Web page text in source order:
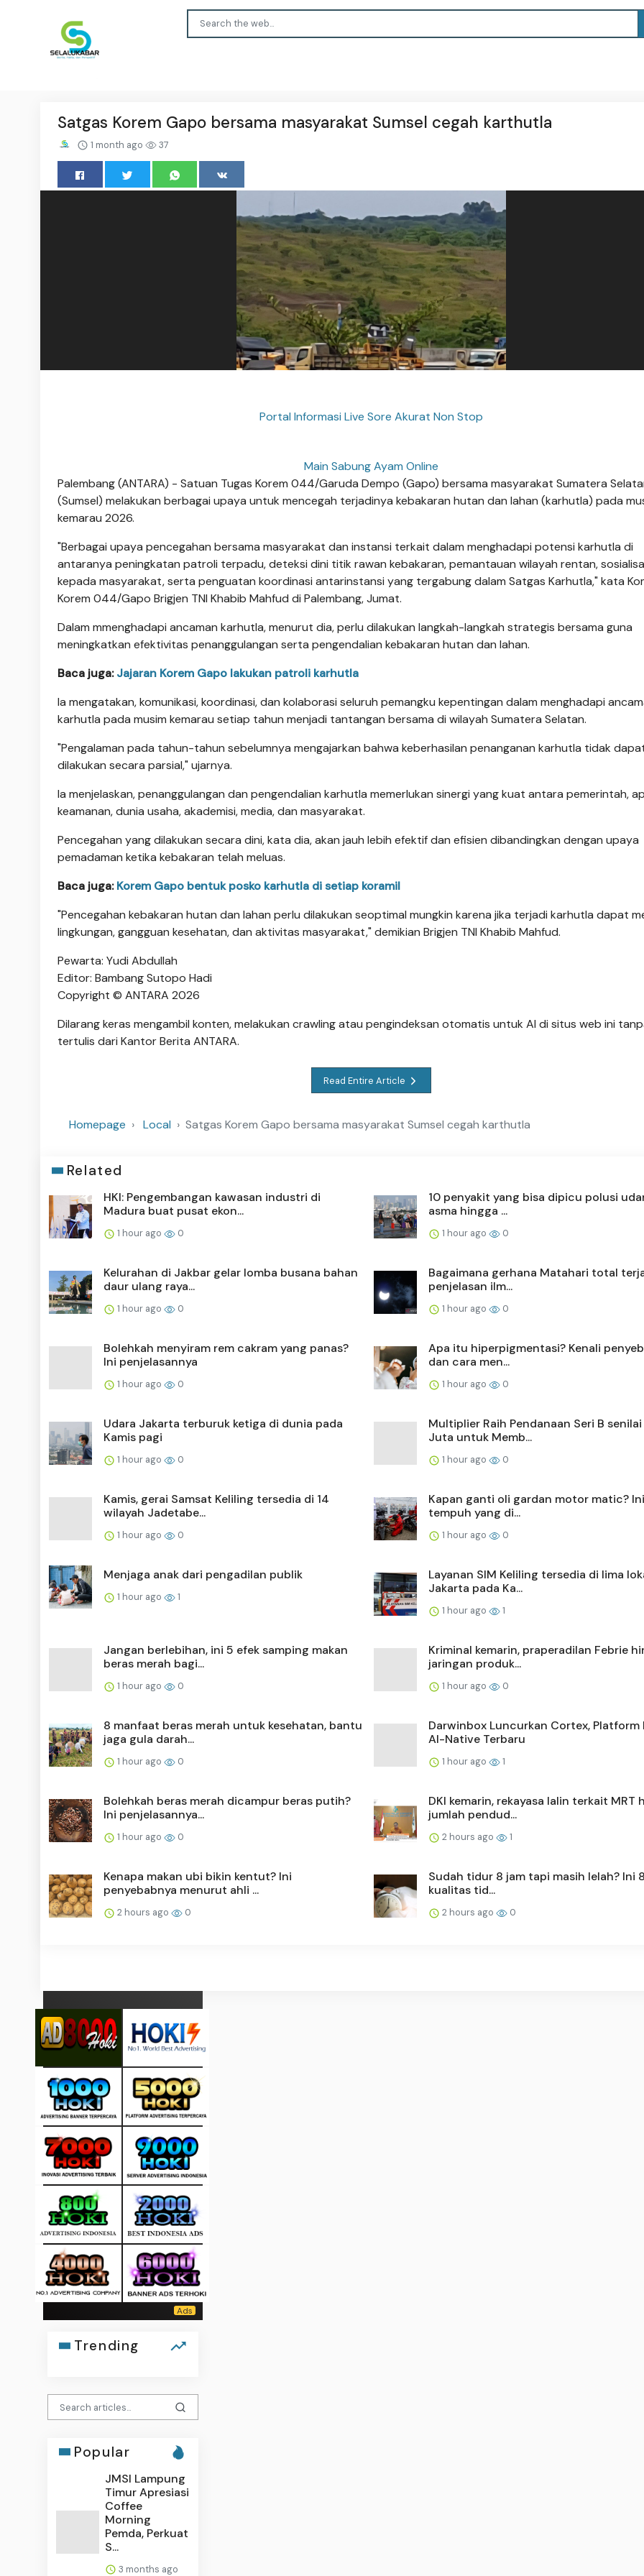
Satgas Korem Gapo bersama masyarakat Sumsel cegah karthutla
1 month ago 37
Portal Informasi Live Sore Akurat Non Stop
Main Sabung Ayam Online
Palembang (ANTARA) - Satuan Tugas Korem 044/Garuda Dempo (Gapo) bersama masyarakat Sumatera
(Sumsel) melakukan berbagai upaya untuk mencegah terjadinya kebakaran hutan dan lahan (karhutla) pada
kemarau 2026.
"Berbagai upaya pencegahan bersama masyarakat dan instansi terkait dalam menghadapi potensi karhutla di
antaranya peningkatan patroli terpadu, deteksi dini titik rawan kebakaran, pemantauan wilayah rentan,
kepada masyarakat, serta penguatan koordinasi antarinstansi yang tergabung dalam Satgas Karhutla," kata
Korem 044/Gapo Brigjen TNI Khabib Mahfud di Palembang, Jumat.
Dalam mmenghadapi ancaman karhutla, menurut dia, perlu dilakukan langkah-langkah strategis bersama guna
meningkatkan efektivitas penanggulangan serta pengendalian kebakaran hutan dan lahan.
Baca juga:Jajaran Korem Gapo lakukan patroli karhutla
Ia mengatakan, komunikasi, koordinasi, dan kolaborasi seluruh pemangku kepentingan dalam menghadapi
karhutla pada musim kemarau setiap tahun menjadi tantangan bersama di wilayah Sumatera Selatan.
"Pengalaman pada tahun-tahun sebelumnya mengajarkan bahwa keberhasilan penanganan karhutla tidak
dilakukan secara parsial," ujarnya.
Ia menjelaskan, penanggulangan dan pengendalian karhutla memerlukan sinergi yang kuat antara pemerintah,
keamanan, dunia usaha, akademisi, media, dan masyarakat.
Pencegahan yang dilakukan secara dini, kata dia, akan jauh lebih efektif dan efisien dibandingkan dengan upaya
pemadaman ketika kebakaran telah meluas.
Baca juga:Korem Gapo bentuk posko karhutla di setiap koramil
"Pencegahan kebakaran hutan dan lahan perlu dilakukan seoptimal mungkin karena jika terjadi karhutla dapat
lingkungan, gangguan kesehatan, dan aktivitas masyarakat," demikian Brigjen TNI Khabib Mahfud.
Pewarta: Yudi Abdullah
Editor: Bambang Sutopo Hadi
Copyright © ANTARA 2026
Dilarang keras mengambil konten, melakukan crawling atau pengindeksan otomatis untuk AI di situs web ini
tertulis dari Kantor Berita ANTARA.
Read Entire Article
Homepage Local Satgas Korem Gapo bersama masyarakat Sumsel cegah karthutla
Related
HKI: Pengembangan kawasan industri di
Madura buat pusat ekon...
1 hour ago 0
10 penyakit yang bisa dipicu polusi
asma hingga ...
1 hour ago 0
Kelurahan di Jakbar gelar lomba busana bahan
daur ulang raya...
1 hour ago 0
Bagaimana gerhana Matahari total
penjelasan ilm...
1 hour ago 0
Bolehkah menyiram rem cakram yang panas?
Ini penjelasannya
1 hour ago 0
Apa itu hiperpigmentasi? Kenali
dan cara men...
1 hour ago 0
Udara Jakarta terburuk ketiga di dunia pada
Kamis pagi
1 hour ago 0
Multiplier Raih Pendanaan Seri B
Juta untuk Memb...
1 hour ago 0
Kamis, gerai Samsat Keliling tersedia di 14
wilayah Jadetabe...
1 hour ago 0
Kapan ganti oli gardan motor matic?
tempuh yang di...
1 hour ago 0
Menjaga anak dari pengadilan publik
1 hour ago 1
Layanan SIM Keliling tersedia di lima
Jakarta pada Ka...
1 hour ago 1
Jangan berlebihan, ini 5 efek samping makan
beras merah bagi...
1 hour ago 0
Kriminal kemarin, praperadilan Febrie
jaringan produk...
1 hour ago 0
8 manfaat beras merah untuk kesehatan, bantu
jaga gula darah...
1 hour ago 0
Darwinbox Luncurkan Cortex, Platform
AI-Native Terbaru
1 hour ago 1
Bolehkah beras merah dicampur beras putih?
Ini penjelasannya...
1 hour ago 0
DKI kemarin, rekayasa lalin terkait MRT
jumlah pendud...
2 hours ago 1
Kenapa makan ubi bikin kentut? Ini
penyebabnya menurut ahli ...
2 hours ago 0
Sudah tidur 8 jam tapi masih lelah? Ini
kualitas tid...
2 hours ago 0
Trending
Popular
JMSI Lampung
Timur Apresiasi
Coffee
Morning
Pemda, Perkuat
S...
3 months ago